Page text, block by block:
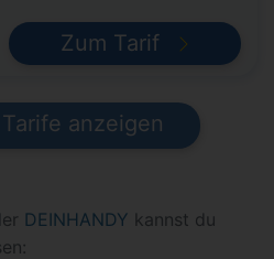
Zum Tarif
anzeigen
DEINHANDY kannst du